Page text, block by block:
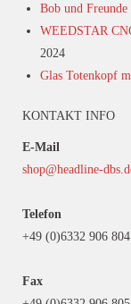
Bob und
WEEDSTAR
2024
Glas Totenkopf
KONTAKT INFO
E-Mail
shop@headline-
Telefon
+49 (0)6332 906 804
Fax